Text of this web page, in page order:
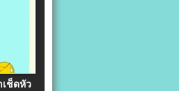
เช็ดหัว